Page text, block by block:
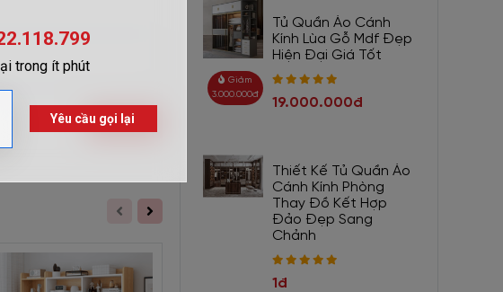
kế đơn giản mà tiện
được ở mẫu Bàn Học
Gửi
Giảm
3.000.000đ
Tủ Quần Áo Cánh
Kính Lùa Gỗ Mdf Đẹp
Hiện Đại Giá Tốt
19.000.000đ
Thiết Kế Tủ Quần Áo
Cánh Kính Phòng
Thay Đồ Kết Hợp
Đảo Đẹp Sang
Chảnh
1đ